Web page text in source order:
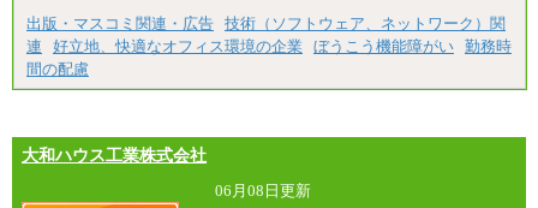
出版・マスコミ関連・広告 技術（ソフトウェア、ネットワーク）関
連
好立地、快適なオフィス環境の企業 ぼうこう機能障がい 勤務時
間の配慮
大和ハウス工業株式会社
06月08日更新